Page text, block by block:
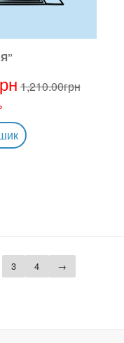
1,210.00грн
3 4 →